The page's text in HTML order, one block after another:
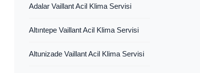
Adalar Vaillant Acil Klima Servisi
Altıntepe Vaillant Acil Klima Servisi
Altunizade Vaillant Acil Klima Servisi